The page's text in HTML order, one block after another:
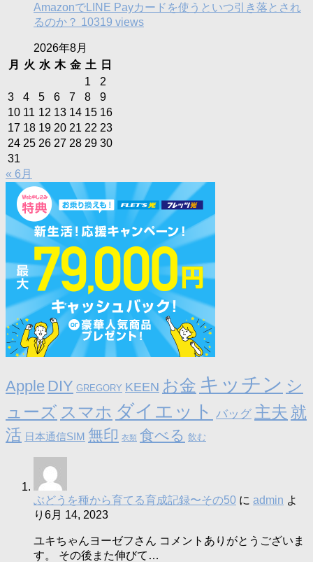
AmazonでLINE Payカードを使うといつ引き落とされ
るのか？ 10319 views
2026年8月
月
火 水 木 金 土
日
1
2
3
4 5 6 7 8
9
10 11 12 13 14 15 16
17 18 19 20 21 22 23
24 25 26 27 28 29 30
31
« 6月
Apple DIY GREGORY KEEN お金 キッチン シ
ューズ スマホ ダイエット バッグ 主夫 就
活 日本通信SIM 無印 衣類 食べる 飲む
ぶどうを種から育てる育成記録〜その50 に admin よ
り 6月 14, 2023
ユキちゃんヨーゼフさん コメントありがとうございま
す。 その後また伸びて…